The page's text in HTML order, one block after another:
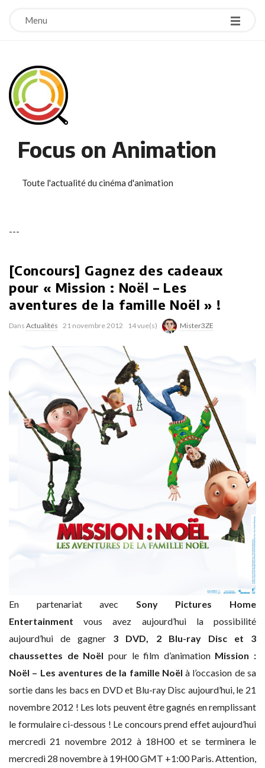
Menu
Focus on Animation
Toute l'actualité du cinéma d'animation
---
[Concours] Gagnez des cadeaux
pour « Mission : Noël – Les
aventures de la famille Noël » !
Dans Actualités 21 novembre 2012 14 vue(s) Mister3ZE
En partenariat avec Sony Pictures Home
Entertainment vous avez aujourd’hui la possibilité
aujourd’hui de gagner 3 DVD, 2 Blu-ray Disc et 3
chaussettes de Noël pour le film d’animation Mission :
Noël – Les aventures de la famille Noëlà l’occasion de sa
sortie dans les bacs en DVD et Blu-ray Disc aujourd’hui, le 21
novembre 2012 ! Les lots peuvent être gagnés en remplissant
le formulaire ci-dessous ! Le concours prend effet aujourd’hui
mercredi 21 novembre 2012 à 18H00 et se terminera le
mercredi 28 novembre à 19H00 GMT +1:00 Paris. Attention,